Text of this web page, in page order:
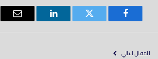
فيسبوك تويتر لينكدود
بريد
المقال التالي